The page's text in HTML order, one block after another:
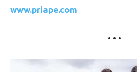
www.priape.com
• • •